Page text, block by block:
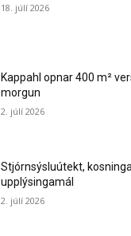
18. júlí 2026
Kappahl opnar 400 m²
morgun
2. júlí 2026
Stjórnsýsluútekt,
upplýsingamál
2. júlí 2026